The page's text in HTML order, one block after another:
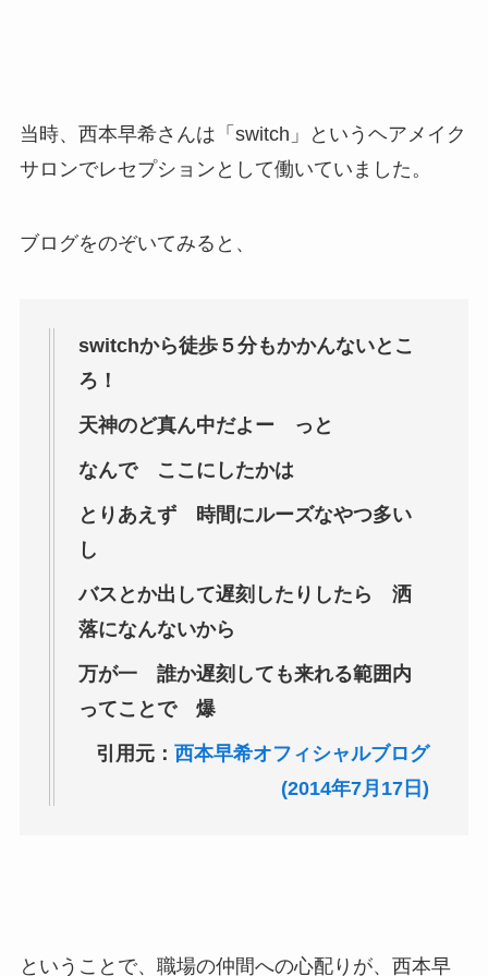
当時、西本早希さんは「switch」というヘアメイク
サロンでレセプションとして働いていました。
ブログをのぞいてみると、
switchから徒歩５分もかかんないとこ
ろ！
天神のど真ん中だよー っと
なんで ここにしたかは
とりあえず 時間にルーズなやつ多い
し
バスとか出して遅刻したりしたら 洒
落になんないから
万が一 誰か遅刻しても来れる範囲内
ってことで 爆
引用元：西本早希オフィシャルブログ
(2014年7月17日)
ということで、職場の仲間への心配りが、西本早